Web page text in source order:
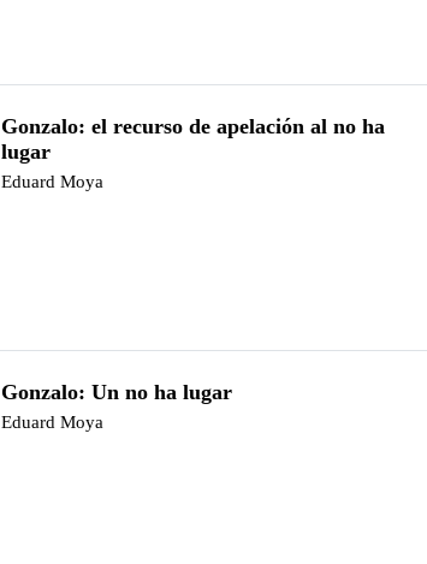
Gonzalo: el recurso de apelación al no ha
lugar
Eduard Moya
Gonzalo: Un no ha lugar
Eduard Moya